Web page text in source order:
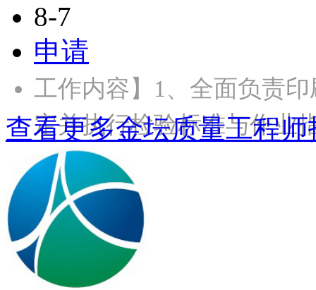
8-7
申请
工作内容】1、全面负责
定并执行检验标准与作
查看更多金坛质量工程